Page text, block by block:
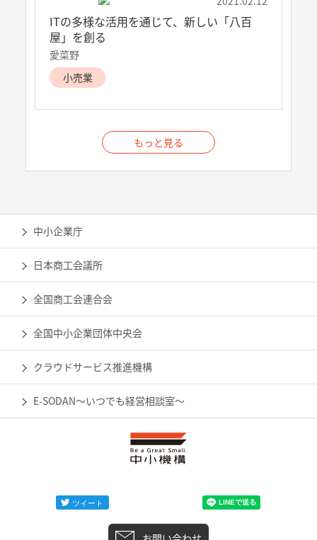
ITの多様な活用を通じて、新しい「八百
屋」を創る
愛菜野
小売業
もっと見る
中小企業庁
日本商工会議所
全国商工会連合会
全国中小企業団体中央会
クラウドサービス推進機構
E-SODAN～いつでも経営相談室～